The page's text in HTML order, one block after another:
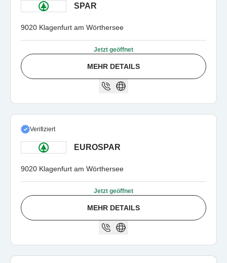
SPAR
9020 Klagenfurt am Wörthersee
Jetzt geöffnet
MEHR DETAILS
Verifiziert
EUROSPAR
9020 Klagenfurt am Wörthersee
Jetzt geöffnet
MEHR DETAILS